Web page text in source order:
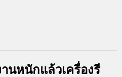
นหนักแล้วเครื่องรี